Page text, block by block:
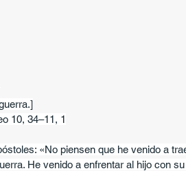
10, 34–11, 1
«No piensen que he venido a
He venido a enfrentar al hijo con